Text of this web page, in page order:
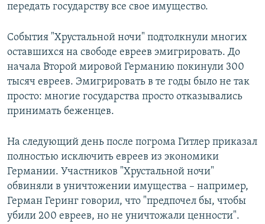
передать государству все свое имущество.
События "Хрустальной ночи" подтолкнули многих
оставшихся на свободе евреев эмигрировать. До
начала Второй мировой Германию покинули 300
тысяч евреев. Эмигрировать в те годы было не так
просто: многие государства просто отказывались
принимать беженцев.
На следующий день после погрома Гитлер приказал
полностью исключить евреев из экономики
Германии. Участников "Хрустальной ночи"
обвиняли в уничтожении имущества – например,
Герман Геринг говорил, что "предпочел бы, чтобы
убили 200 евреев, но не уничтожали ценности".